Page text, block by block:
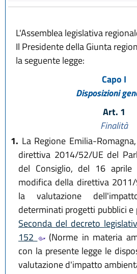
L'Assemblea legislativa
Il Presidente della Giunta
la seguente legge:
Capo I
Disposizioni
Art. 1
Finalità
1. La Regione Emilia-
direttiva 2014/52/UE del
del Consiglio, del 16
modifica della direttiva
la valutazione
determinati progetti pubblici e
Seconda del decreto
152
(Norme in materia
con la presente legge le
valutazione d'impatto